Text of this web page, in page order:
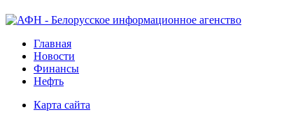
Главная
Новости
Финансы
Нефть
Карта сайта